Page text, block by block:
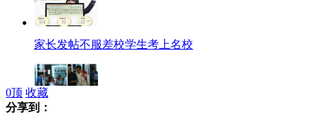
家长发帖不服差校学生考上名校
0顶 收藏
分享到：